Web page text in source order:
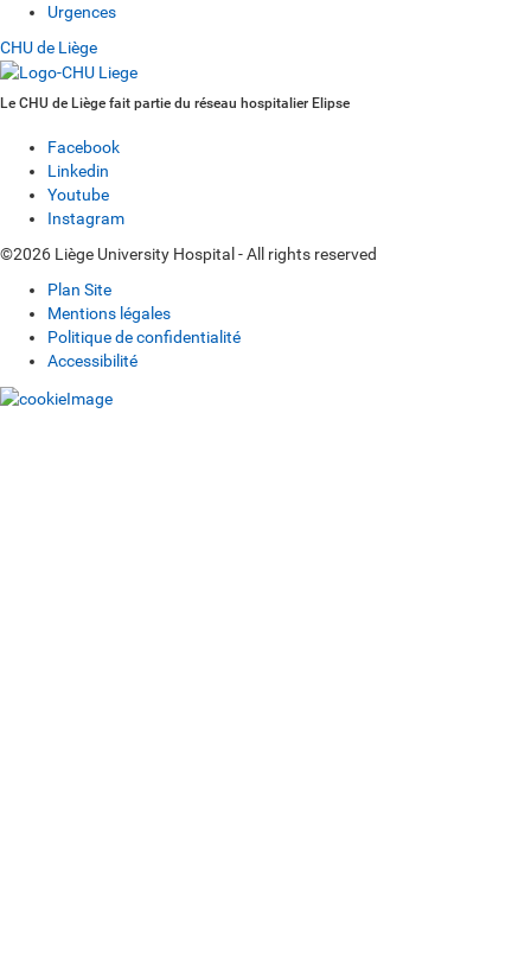
Urgences
CHU de Liège
Le CHU de Liège fait partie du réseau hospitalier Elipse
Facebook
Linkedin
Youtube
Instagram
©2026 Liège University Hospital - All rights reserved
Plan Site
Mentions légales
Politique de confidentialité
Accessibilité